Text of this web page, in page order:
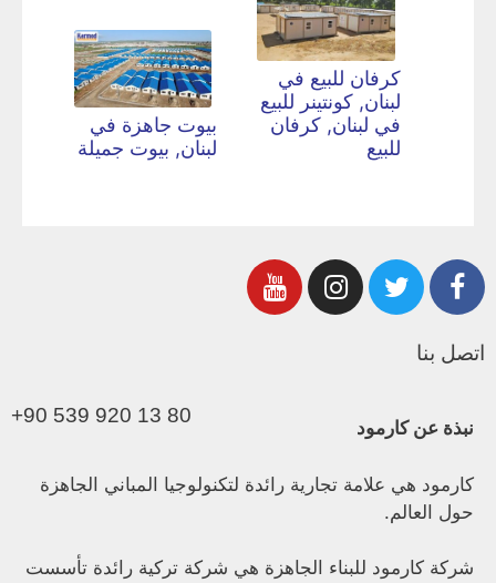
كرفان للبيع في
لبنان, كونتينر للبيع
في لبنان, كرفان
للبيع
بيوت جاهزة في
لبنان, بيوت جميلة
اتصل بنا
+90 539 920 13 80
نبذة عن كارمود
كارمود هي علامة تجارية رائدة لتكنولوجيا المباني الجاهزة
حول العالم.
شركة كارمود للبناء الجاهزة هي شركة تركية رائدة تأسست